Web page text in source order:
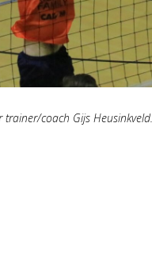
coach Gijs Heusinkveld.